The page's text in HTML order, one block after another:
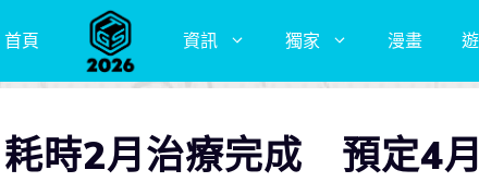
首頁 資訊 獨家 漫畫
時2月治療完成 預定4